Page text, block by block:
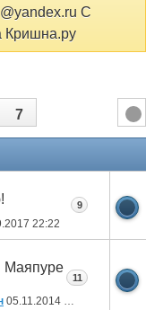
С
Кришна.ру
7
22:22
9
Маяпуре
05.11.2014 05:21
11